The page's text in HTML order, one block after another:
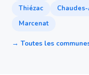
Thiézac
Marcenat
→ Toutes les